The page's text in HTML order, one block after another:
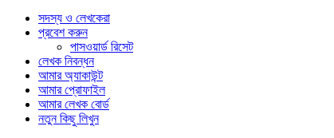
সদস্য ও লেখকেরা
প্রবেশ করুন
পাসওয়ার্ড রিসেট
লেখক নিবন্ধন
আমার অ্যাকাউন্ট
আমার প্রোফাইল
আমার লেখক বোর্ড
নতুন কিছু লিখুন